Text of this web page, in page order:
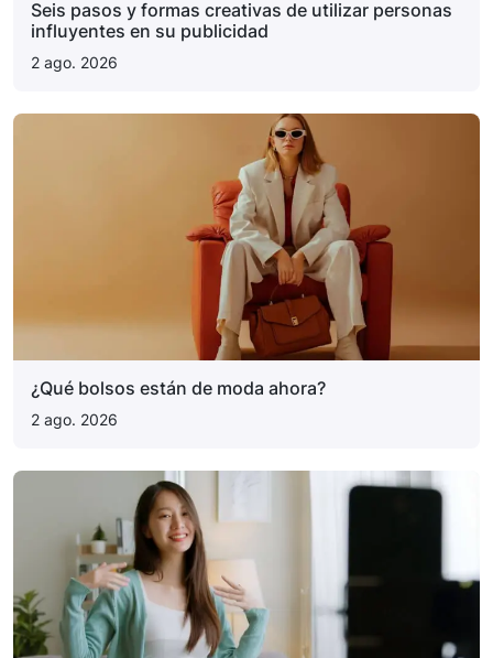
Seis pasos y formas creativas de utilizar personas
influyentes en su publicidad
2 ago. 2026
¿Qué bolsos están de moda ahora?
2 ago. 2026